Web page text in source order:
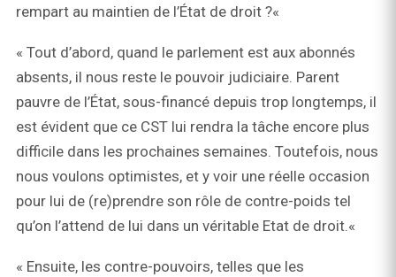
rempart au maintien de l’État de droit ?«
« Tout d’abord, quand le parlement est aux abonnés
absents, il nous reste le pouvoir judiciaire. Parent
pauvre de l’État, sous-financé depuis trop longtemps, il
est évident que ce CST lui rendra la tâche encore plus
difficile dans les prochaines semaines. Toutefois, nous
nous voulons optimistes, et y voir une réelle occasion
pour lui de (re)prendre son rôle de contre-poids tel
qu’on l’attend de lui dans un véritable Etat de droit.«
« Ensuite, les contre-pouvoirs, telles que les